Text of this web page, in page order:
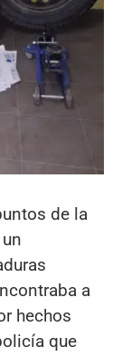
de la
a
hechos
que